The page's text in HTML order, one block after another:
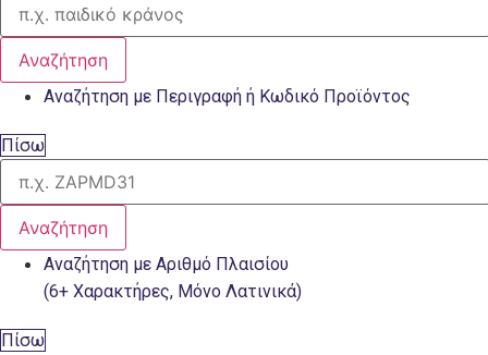
Αναζήτηση
Αναζήτηση με Περιγραφή ή Κωδικό Προϊόντος
Πίσω
Αναζήτηση
Αναζήτηση με Αριθμό Πλαισίου
(6+ Χαρακτήρες, Μόνο Λατινικά)
Πίσω